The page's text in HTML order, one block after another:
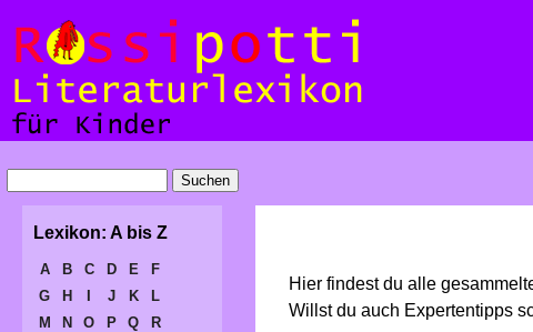
Hier findest du alle
Willst du auch Expertentipps
Lexikon: A bis Z
A B C D E
F
G
H J K
L
M
N O P Q
R